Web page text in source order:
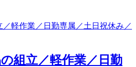
組立／軽作業／日勤